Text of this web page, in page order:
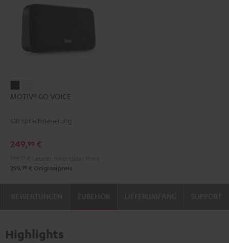
GO
Night
GO
Silver
MOTIV® GO VOICE
Mit Sprachsteuerung
249,99 €
299, 99 € Originalpreis
ZUBEHÖR
Highlights